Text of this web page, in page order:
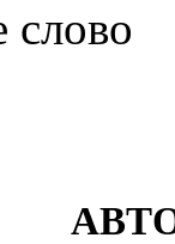
слово